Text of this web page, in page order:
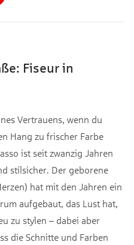
Fiseur in
Vertrauens, wenn du
Hang zu frischer Farbe
ist seit zwanzig Jahren
stilsicher. Der geborene
hat mit den Jahren ein
aufgebaut, das Lust hat,
zu stylen – dabei aber
die Schnitte und Farben